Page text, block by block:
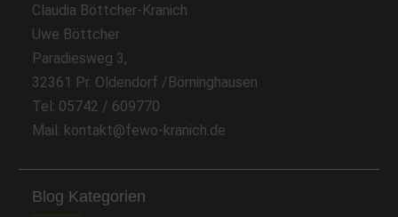
Claudia Böttcher-Kranich
Uwe Böttcher
Paradiesweg 3,
32361 Pr. Oldendorf /Börninghausen
Tel: 05742 / 609770
Mail: kontakt@fewo-kranich.de
Blog Kategorien